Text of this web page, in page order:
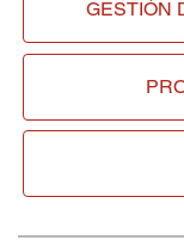
GESTIÓN